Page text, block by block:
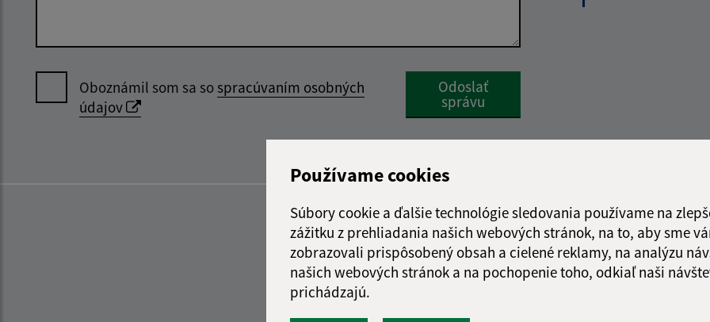
Používame cookies
Súbory cookie a ďalšie technológie sledovania používame na
zážitku z prehliadania našich webových stránok, na to, aby sme
zobrazovali prispôsobený obsah a cielené reklamy, na analýzu
našich webových stránok a na pochopenie toho, odkiaľ naši
prichádzajú.
Oboznámil som sa sospracúvaním osobných
údajov
Google reCaptcha Response
Odoslať
správu